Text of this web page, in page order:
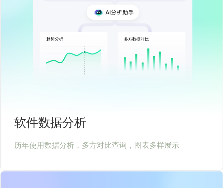
软件数据分析
历年使用数据分析，多方对比查询，图表多样展示